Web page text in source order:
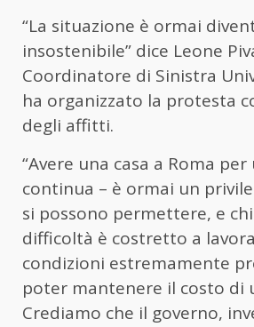
“La situazione è ormai
insostenibile” dice Leone
Coordinatore di Sinistra
ha organizzato la protesta
degli affitti.
“Avere una casa a Roma
continua – è ormai un
si possono permettere, e
difficoltà è costretto a
condizioni estremamente
poter mantenere il costo di
Crediamo che il governo,